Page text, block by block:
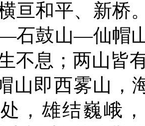
亘和平、新
石鼓山—仙帽
不息；两山皆
山即西雾山，
，雄结巍峨